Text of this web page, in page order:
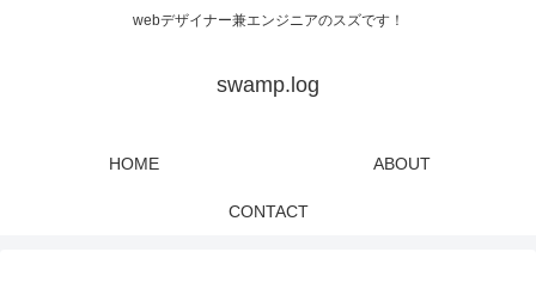
webデザイナー兼エンジニアのスズです！
swamp.log
HOME ABOUT
CONTACT